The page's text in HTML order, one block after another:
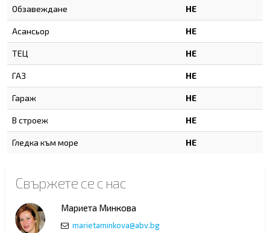
Обзавеждане НЕ
Асансьор НЕ
ТЕЦ НЕ
ГАЗ НЕ
Гараж НЕ
В строеж НЕ
Гледка към море НЕ
Свържете се с нас
Мариета Минкова
marietaminkova@abv.bg